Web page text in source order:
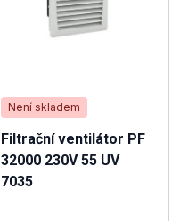
Není skladem
Filtrační ventilátor PF
32000 230V 55 UV
7035